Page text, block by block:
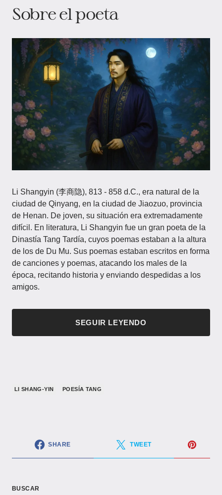
Sobre el poeta
Li Shangyin (李商隐), 813 - 858 d.C., era natural de la
ciudad de Qinyang, en la ciudad de Jiaozuo, provincia
de Henan. De joven, su situación era extremadamente
difícil. En literatura, Li Shangyin fue un gran poeta de la
Dinastía Tang Tardía, cuyos poemas estaban a la altura
de los de Du Mu. Sus poemas estaban escritos en forma
de canciones y poemas, atacando los males de la
época, recitando historia y enviando despedidas a los
amigos.
SEGUIR LEYENDO
LI SHANG-YIN POESÍA TANG
SHARE TWEET
BUSCAR